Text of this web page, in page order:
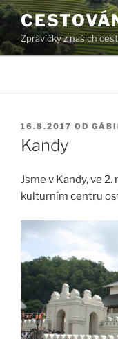
Přejít
k
obsahu
webu
Zprávičky z našich cest
PUBLIKOVÁNO
16.8.2017 OD
Kandy
Jsme v Kandy, ve
kulturním centru